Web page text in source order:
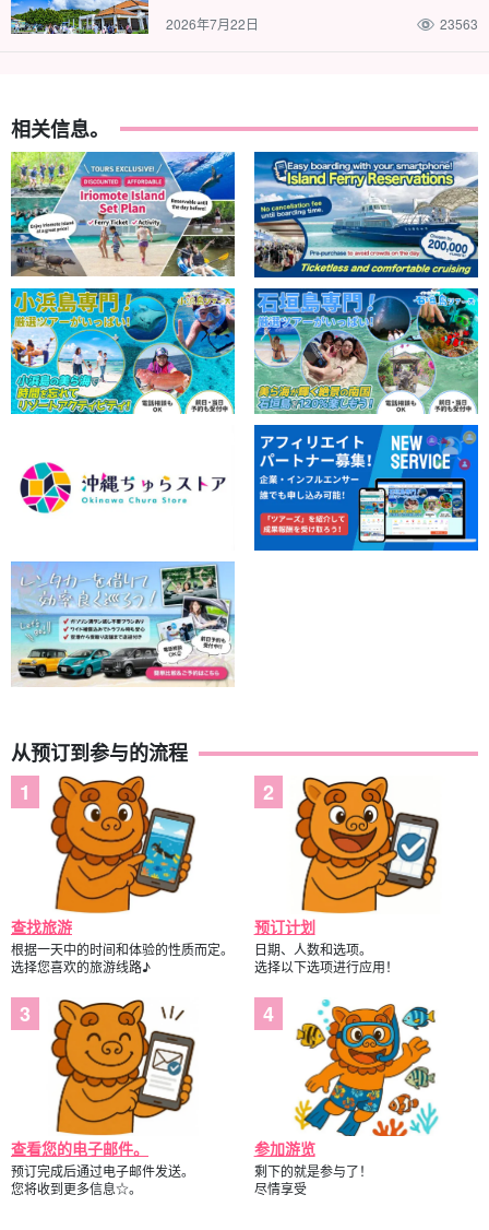
2026年7月22日 23563
相关信息。
从预订到参与的流程
查找旅游
根据一天中的时间和体验的性质而定。
选择您喜欢的旅游线路♪
预订计划
日期、人数和选项。
选择以下选项进行应用！
查看您的电子邮件。
预订完成后通过电子邮件发送。
您将收到更多信息☆。
参加游览
剩下的就是参与了！
尽情享受